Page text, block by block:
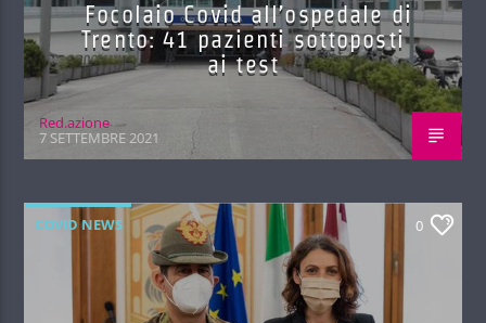
Focolaio Covid all’ospedale di
Trento: 41 pazienti sottoposti
ai test
Red.azione
7 SETTEMBRE 2021
COVID NEWS 0